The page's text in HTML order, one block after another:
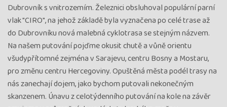
Dubrovník s vnitrozemím. Železnici obsluhoval populární parní
vlak "CIRO", na jehož základě byla vyznačena po celé trase až
do Dubrovníku nová malebná cyklotrasa se stejným názvem.
Na našem putování pojďme okusit chutě a vůně orientu
všudypřítomné zejména v Sarajevu, centru Bosny a Mostaru,
pro změnu centru Hercegoviny. Opuštěná města podél trasy na
nás zanechají dojem, jako bychom putovali nekonečným
skanzenem. Únavu z celotýdenního putování na kole na závěr